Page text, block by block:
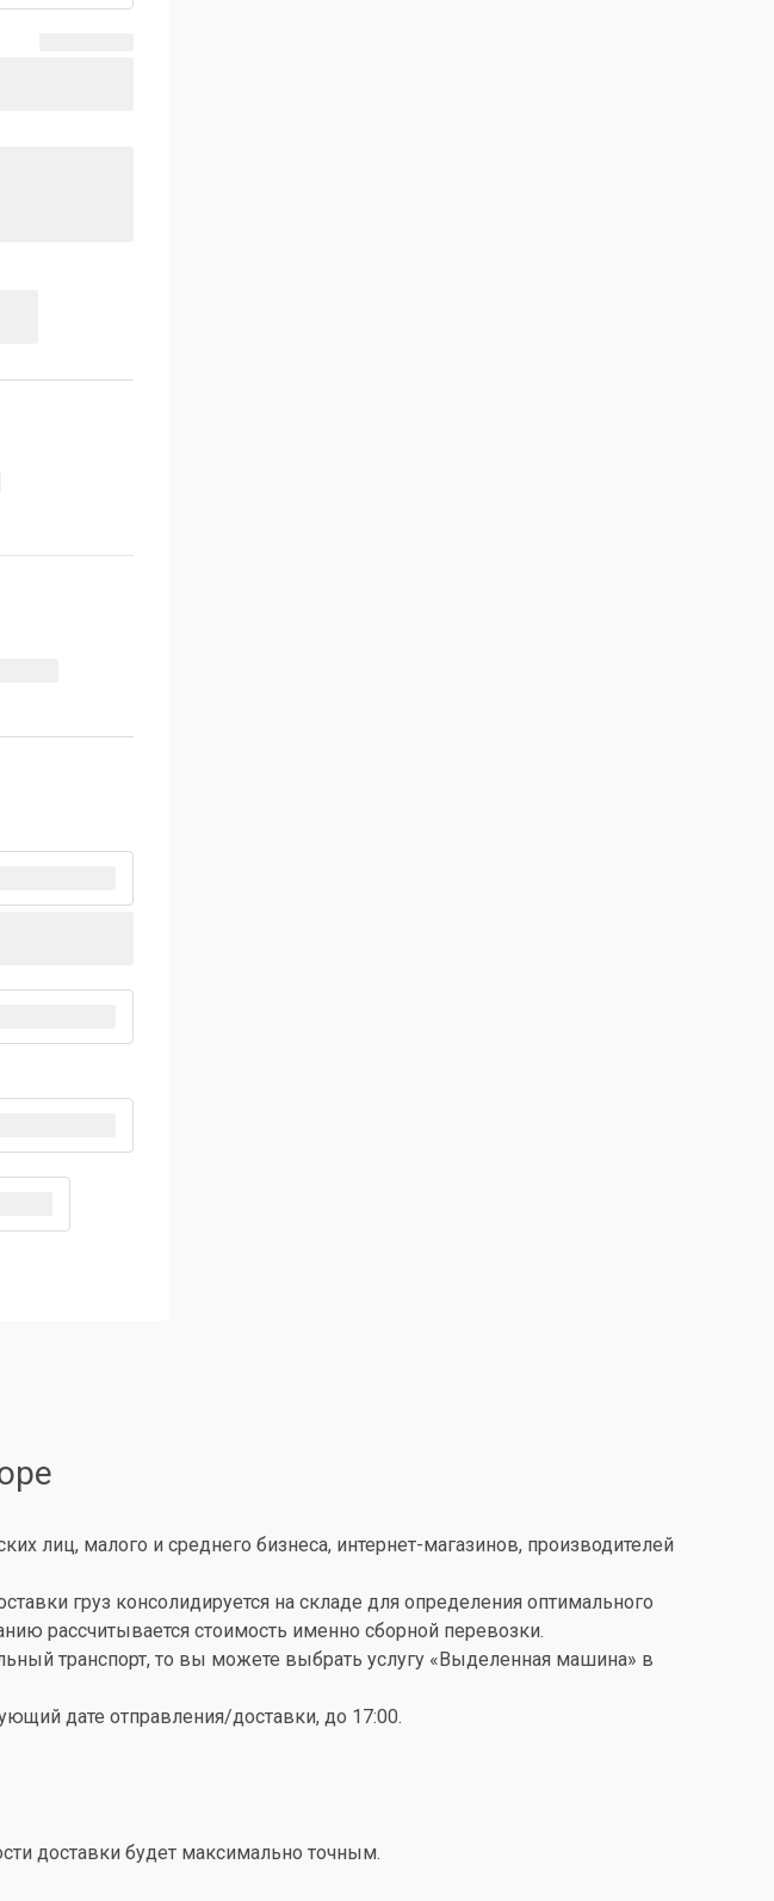
лиц, малого и среднего бизнеса, интернет-магазинов, производителей
груз консолидируется на складе для определения оптимального
рассчитывается стоимость именно сборной перевозки.
транспорт, то вы можете выбрать услугу «Выделенная машина» в
дате отправления/доставки, до 17:00.
доставки будет максимально точным.